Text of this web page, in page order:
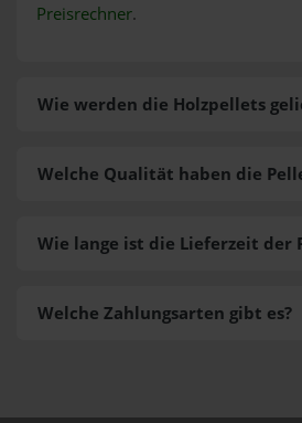
Preisrechner.
Wie werden die Holzpellets
Welche Zahlungsarten gibt es?
Welche Qualität haben die
Wie lange ist die Lieferzeit der